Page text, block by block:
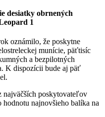
desiatky obrnených
1
oznámilo, že poskytne
munície, päťtisíc
a bezpilotných
K dispozícii bude aj päť
najväčších poskytovateľov
najnovšieho balíka na